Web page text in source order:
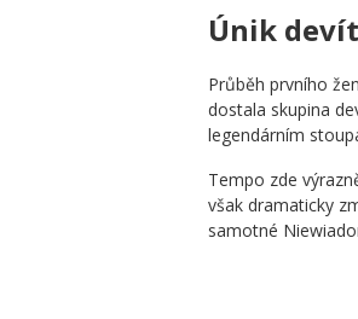
Únik
Průběh prvního
dostala skupina
legendárním
Tempo zde
však dramaticky
samotné